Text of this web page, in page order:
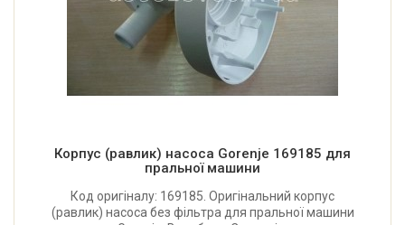
Корпус (равлик) насоса Gorenje 169185 для
пральної машини
Код оригіналу: 169185. Оригінальний корпус
(равлик) насоса без фільтра для пральної машини